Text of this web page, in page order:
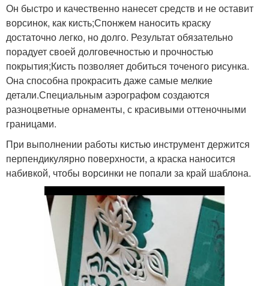
Он быстро и качественно нанесет средств и не оставит
ворсинок, как кисть;Спонжем наносить краску
достаточно легко, но долго. Результат обязательно
порадует своей долговечностью и прочностью
покрытия;Кисть позволяет добиться точеного рисунка.
Она способна прокрасить даже самые мелкие
детали.Специальным аэрографом создаются
разноцветные орнаменты, с красивыми оттеночными
границами.
При выполнении работы кистью инструмент держится
перпендикулярно поверхности, а краска наносится
набивкой, чтобы ворсинки не попали за край шаблона.